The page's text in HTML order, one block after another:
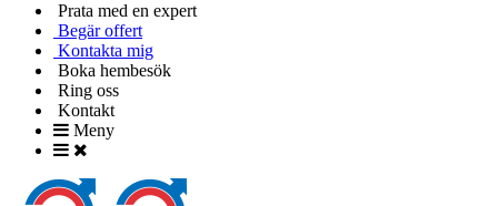
Prata med en expert
Begär offert
Kontakta mig
Boka hembesök
Ring oss
Kontakt
Meny